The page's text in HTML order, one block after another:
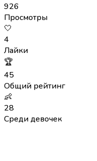
926
Просмотры
🤍
4
Лайки
🏆
45
Общий рейтинг
👶
28
Среди девочек